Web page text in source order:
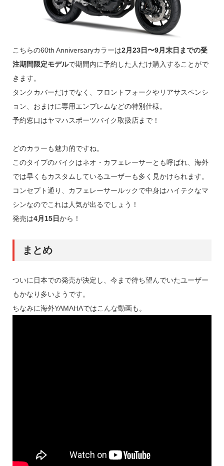
こちらの60th Anniversaryカラーは2月23日〜9月末日までの受
注期間限定モデルで期間内に予約した人だけ購入することがで
きます。
タンクカバーだけでなく、フロントフォークやリアサスペンシ
ョン、おまけに専用エンブレムなどの特別仕様。
予約窓口はヤマハスポーツバイク取扱店まで！
どのカラーも魅力的ですね。
このタイプのバイクはネオ・カフェレーサーとも呼ばれ、海外
では早くもカスタムしているユーザーも多く見かけられます。
コンセプト通り、カフェレーサールックで中身はハイテクなマ
シンなのでこれは人気が出るでしょう！
発売は4月15日から！
まとめ
ついに日本での発売が決定し、今まで待ち望んでいたユーザー
もかなり多いようです。
ちなみに海外YAMAHAではこんな動画も。